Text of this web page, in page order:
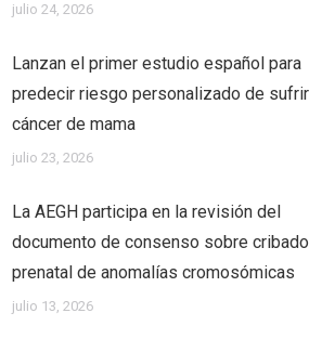
julio 24, 2026
Lanzan el primer estudio español para
predecir riesgo personalizado de sufrir
cáncer de mama
julio 23, 2026
La AEGH participa en la revisión del
documento de consenso sobre cribado
prenatal de anomalías cromosómicas
julio 13, 2026